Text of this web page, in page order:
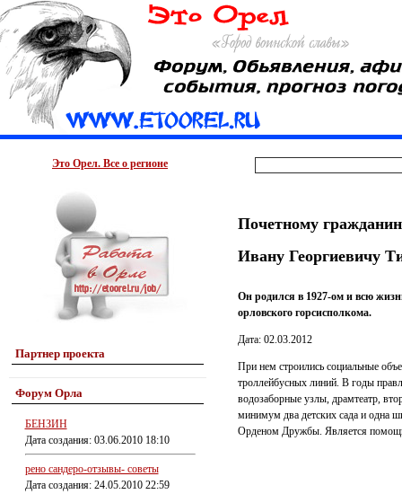
Это Орел. Все о регионе
Партнер проекта
Форум Орла
БЕНЗИН
Дата создания: 03.06.2010 18:10
рено сандеро-отзывы- советы
Дата создания: 24.05.2010 22:59
Почетному
Ивану Георгиевичу
Он родился в 1927-ом и всю
орловского горсисполкома.
Дата: 02.03.2012
При нем строились социальные
троллейбусных линий. В годы
водозаборные узлы, драмтеатр,
минимум два детских сада и одна
Орденом Дружбы. Является